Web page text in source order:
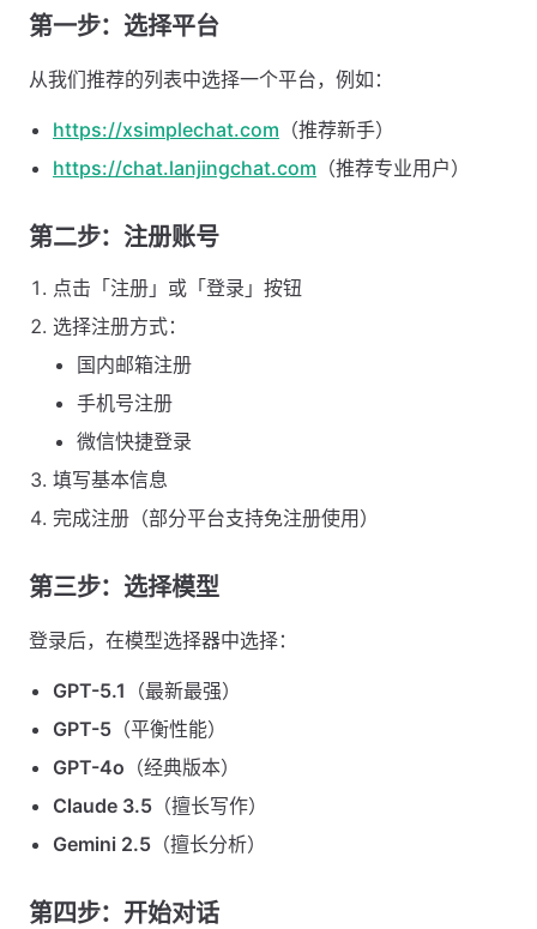
第一步：选择平台
从我们推荐的列表中选择一个平台，例如：
https://xsimplechat.com （推荐新手）
https://chat.lanjingchat.com （推荐专业用户）
第二步：注册账号
点击「注册」或「登录」按钮
选择注册方式：
国内邮箱注册
手机号注册
微信快捷登录
填写基本信息
完成注册（部分平台支持免注册使用）
第三步：选择模型
登录后，在模型选择器中选择：
GPT-5.1 （最新最强）
GPT-5 （平衡性能）
GPT-4o （经典版本）
Claude 3.5 （擅长写作）
Gemini 2.5 （擅长分析）
第四步：开始对话